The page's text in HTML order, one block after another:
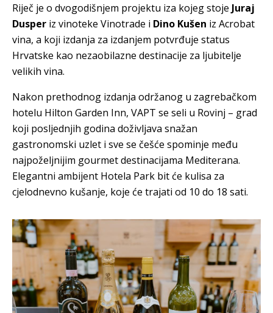
Riječ je o dvogodišnjem projektu iza kojeg stoje Juraj
Dusper iz vinoteke Vinotrade i Dino Kušen iz Acrobat
vina, a koji izdanja za izdanjem potvrđuje status
Hrvatske kao nezaobilazne destinacije za ljubitelje
velikih vina.
Nakon prethodnog izdanja održanog u zagrebačkom
hotelu Hilton Garden Inn, VAPT se seli u Rovinj – grad
koji posljednjih godina doživljava snažan
gastronomski uzlet i sve se češće spominje među
najpoželjnijim gourmet destinacijama Mediterana.
Elegantni ambijent Hotela Park bit će kulisa za
cjelodnevno kušanje, koje će trajati od 10 do 18 sati.